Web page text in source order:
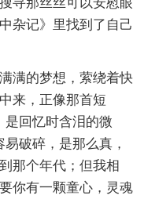
杂记》里找到了自己
满的梦想，萦绕着快
来，正像那首短
是回忆时含泪的微
破碎，是那么真，
那个年代；但我相
你有一颗童心，灵魂